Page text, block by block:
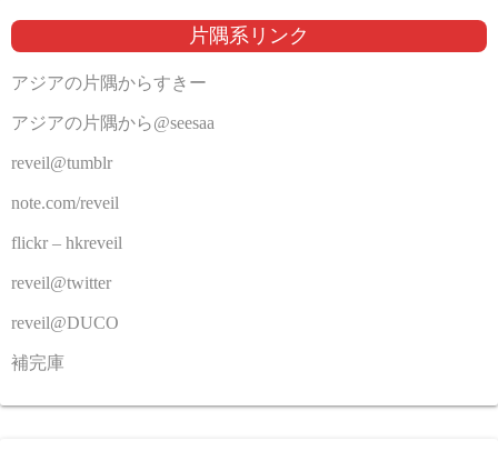
片隅系リンク
アジアの片隅からすきー
アジアの片隅から@seesaa
reveil@tumblr
note.com/reveil
flickr – hkreveil
reveil@twitter
reveil@DUCO
補完庫